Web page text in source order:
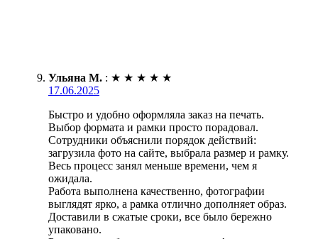
Ульяна М. : ★ ★ ★ ★ ★
17.06.2025
Быстро и удобно оформляла заказ на печать.
Выбор формата и рамки просто порадовал.
Сотрудники объяснили порядок действий:
загрузила фото на сайте, выбрала размер и рамку.
Весь процесс занял меньше времени, чем я
ожидала.
Работа выполнена качественно, фотографии
выглядят ярко, а рамка отлично дополняет образ.
Доставили в сжатые сроки, все было бережно
упаковано.